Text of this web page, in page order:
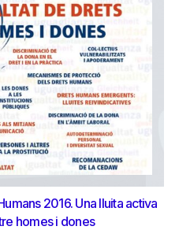
2016. Una lluita activa
homes i dones